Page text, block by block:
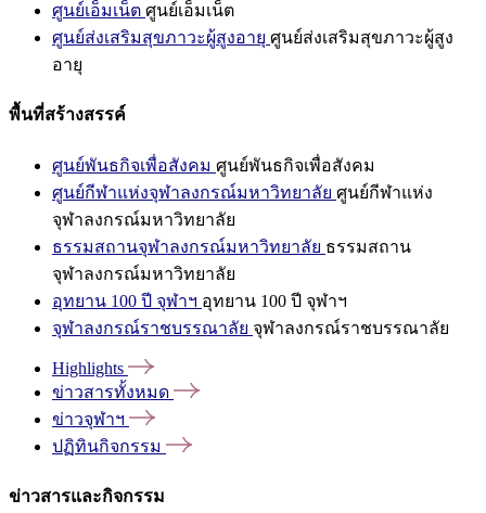
ศูนย์เอ็มเน็ต ศูนย์เอ็มเน็ต
ศูนย์ส่งเสริมสุขภาวะผู้สูงอายุ ศูนย์ส่งเสริมสุขภาวะผู้สูง
อายุ
พื้นที่สร้างสรรค์
ศูนย์พันธกิจเพื่อสังคม ศูนย์พันธกิจเพื่อสังคม
ศูนย์กีฬาแห่งจุฬาลงกรณ์มหาวิทยาลัย ศูนย์กีฬาแห่ง
จุฬาลงกรณ์มหาวิทยาลัย
ธรรมสถานจุฬาลงกรณ์มหาวิทยาลัย ธรรมสถาน
จุฬาลงกรณ์มหาวิทยาลัย
อุทยาน 100 ปี จุฬาฯ อุทยาน 100 ปี จุฬาฯ
จุฬาลงกรณ์ราชบรรณาลัย จุฬาลงกรณ์ราชบรรณาลัย
Highlights
ข่าวสารทั้งหมด
ข่าวจุฬาฯ
ปฏิทินกิจกรรม
ข่าวสารและกิจกรรม